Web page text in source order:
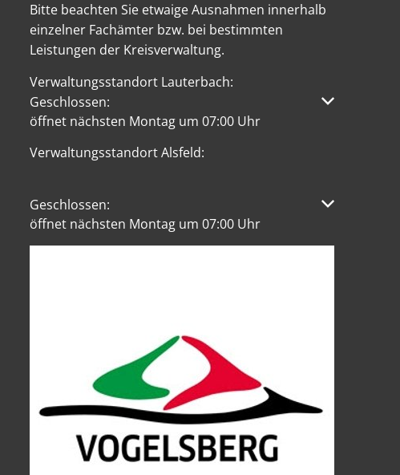
Bitte beachten Sie etwaige Ausnahmen innerhalb
einzelner Fachämter bzw. bei bestimmten
Leistungen der Kreisverwaltung.
Verwaltungsstandort Lauterbach:
Klicken, um weitere Öffnungs- oder Schließzeiten
Geschlossen:
öffnet nächsten Montag um 07:00 Uhr
Verwaltungsstandort Alsfeld:
Klicken, um weitere Öffnungs- oder Schließzeiten
Geschlossen:
öffnet nächsten Montag um 07:00 Uhr